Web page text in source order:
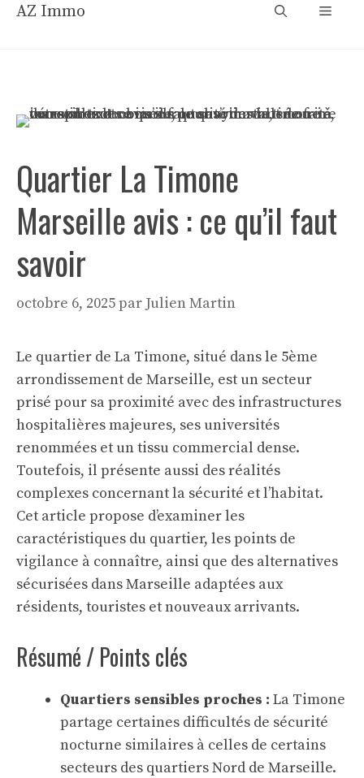
AllerAZ Immo Menu
Quartier La Timone
Marseille avis : ce qu’il faut
savoir
octobre 6, 2025par Julien Martin
Le quartier de La Timone, situé dans le 5ème
arrondissement de Marseille, est un secteur
prisé pour sa proximité avec des infrastructures
hospitalières majeures, ses universités
renommées et un tissu commercial dense.
Toutefois, il présente aussi des réalités
complexes concernant la sécurité et l’habitat.
Cet article propose d’examiner les
caractéristiques du quartier, les points de
vigilance à connaître, ainsi que des alternatives
sécurisées dans Marseille adaptées aux
résidents, touristes et nouveaux arrivants.
Résumé / Points clés
Quartiers sensibles proches : La Timone
partage certaines difficultés de sécurité
nocturne similaires à celles de certains
secteurs des quartiers Nord de Marseille.